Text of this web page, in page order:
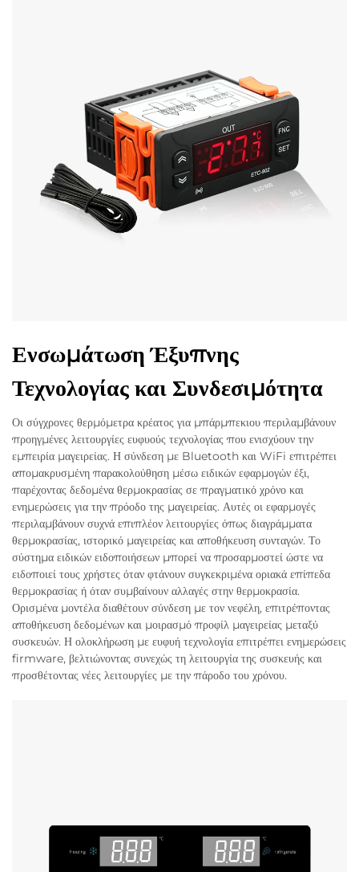
Ενσωμάτωση Έξυπνης
Τεχνολογίας και Συνδεσιμότητα
Οι σύγχρονες θερμόμετρα κρέατος για μπάρμπεκιου περιλαμβάνουν
προηγμένες λειτουργίες ευφυούς τεχνολογίας που ενισχύουν την
εμπειρία μαγειρείας. Η σύνδεση με Bluetooth και WiFi επιτρέπει
απομακρυσμένη παρακολούθηση μέσω ειδικών εφαρμογών έξι,
παρέχοντας δεδομένα θερμοκρασίας σε πραγματικό χρόνο και
ενημερώσεις για την πρόοδο της μαγειρείας. Αυτές οι εφαρμογές
περιλαμβάνουν συχνά επιπλέον λειτουργίες όπως διαγράμματα
θερμοκρασίας, ιστορικό μαγειρείας και αποθήκευση συνταγών. Το
σύστημα ειδικών ειδοποιήσεων μπορεί να προσαρμοστεί ώστε να
ειδοποιεί τους χρήστες όταν φτάνουν συγκεκριμένα οριακά επίπεδα
θερμοκρασίας ή όταν συμβαίνουν αλλαγές στην θερμοκρασία.
Ορισμένα μοντέλα διαθέτουν σύνδεση με τον νεφέλη, επιτρέποντας
αποθήκευση δεδομένων και μοιρασμό προφίλ μαγειρείας μεταξύ
συσκευών. Η ολοκλήρωση με ευφυή τεχνολογία επιτρέπει ενημερώσεις
firmware, βελτιώνοντας συνεχώς τη λειτουργία της συσκευής και
προσθέτοντας νέες λειτουργίες με την πάροδο του χρόνου.